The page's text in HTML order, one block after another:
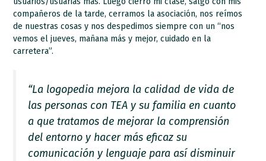
compañeros de la tarde, cerramos la asociación, nos reímos
de nuestras cosas y nos despedimos siempre con un “nos
vemos el jueves, mañana más y mejor, cuidado en la
carretera”.
“La logopedia mejora la calidad de vida de
las personas con TEA y su familia en cuanto
a que tratamos de mejorar la comprensión
del entorno y hacer más eficaz su
comunicación y lenguaje para así disminuir